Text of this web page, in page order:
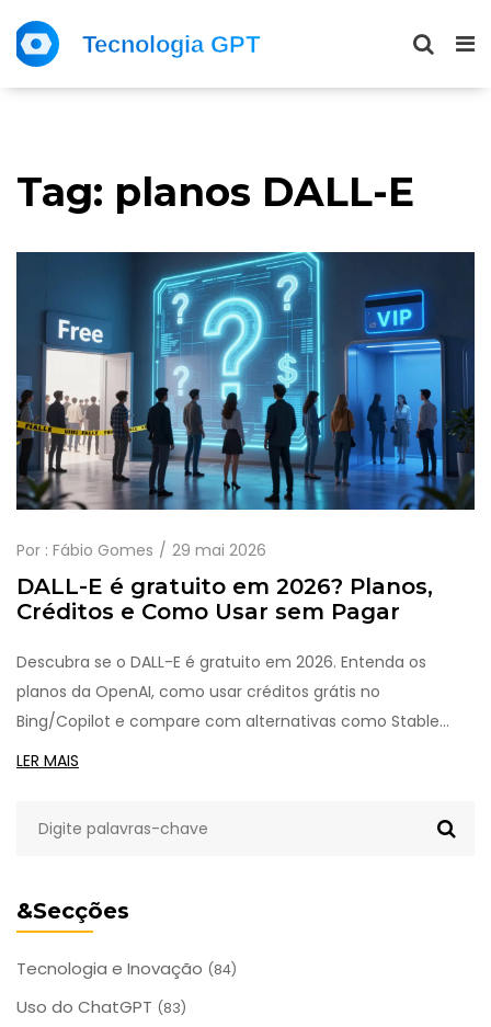
&Secções
Tecnologia e Inovação (84)
Uso do ChatGPT (83)
Tag: planos DALL-E
Por : Fábio Gomes 29 mai 2026
DALL-E é gratuito em 2026? Planos,
Créditos e Como Usar sem Pagar
Descubra se o DALL-E é gratuito em 2026. Entenda os
planos da OpenAI, como usar créditos grátis no
Bing/Copilot e compare com alternativas como Stable
Diffusion.
LER MAIS